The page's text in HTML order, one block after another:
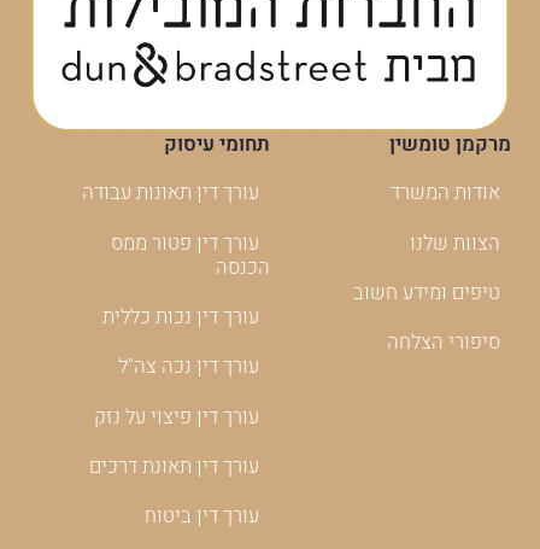
מרקמן טומשין
אודות המשרד
הצוות שלנו
טיפים ומידע חשוב
סיפורי הצלחה
תחומי עיסוק
עורך דין תאונות עבודה
עורך דין פטור ממס
הכנסה
עורך דין נכות כללית
עורך דין נכה צה"ל
עורך דין פיצוי על נזק
עורך דין תאונת דרכים
עורך דין ביטוח